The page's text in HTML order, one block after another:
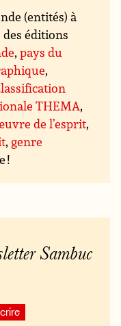
(entités) à
éditions
,pays du
,
THEMA,
de l’esprit,
, genre
!
Sambuc